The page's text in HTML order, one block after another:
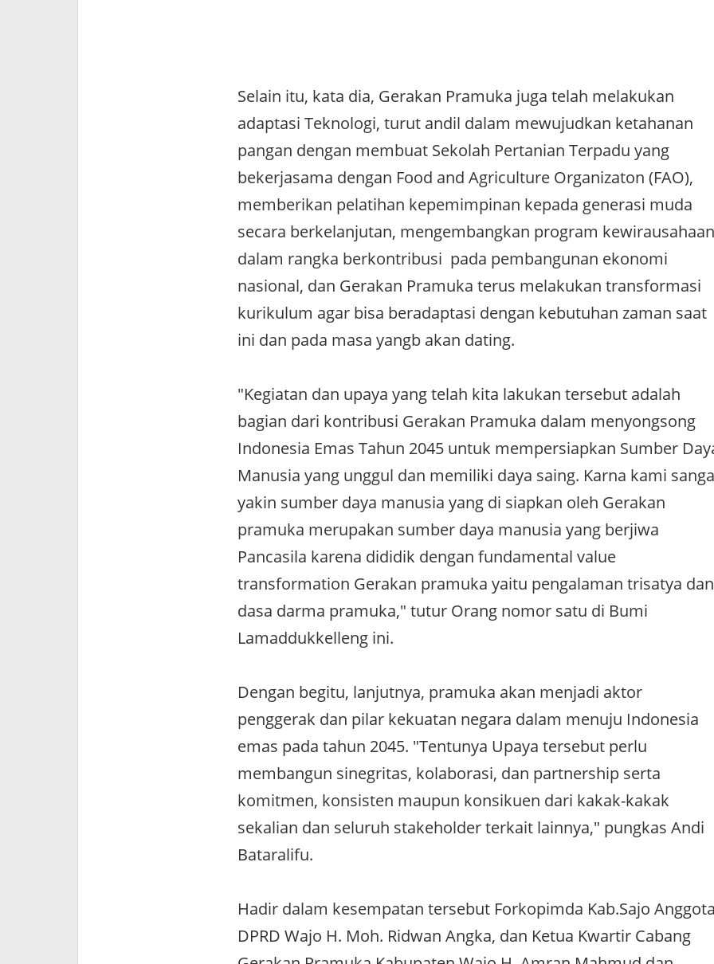
Selain itu, kata dia, Gerakan Pramuka juga telah melakukan
adaptasi Teknologi, turut andil dalam mewujudkan ketahanan
pangan dengan membuat Sekolah Pertanian Terpadu yang
bekerjasama dengan Food and Agriculture Organizaton (FAO),
memberikan pelatihan kepemimpinan kepada generasi muda
secara berkelanjutan, mengembangkan program
dalam rangka berkontribusi pada pembangunan ekonomi
nasional, dan Gerakan Pramuka terus melakukan transformasi
kurikulum agar bisa beradaptasi dengan kebutuhan zaman saat
ini dan pada masa yangb akan dating.
"Kegiatan dan upaya yang telah kita lakukan tersebut adalah
bagian dari kontribusi Gerakan Pramuka dalam menyongsong
Indonesia Emas Tahun 2045 untuk mempersiapkan Sumber
Manusia yang unggul dan memiliki daya saing. Karna kami
yakin sumber daya manusia yang di siapkan oleh Gerakan
pramuka merupakan sumber daya manusia yang berjiwa
Pancasila karena dididik dengan fundamental value
transformation Gerakan pramuka yaitu pengalaman trisatya dan
dasa darma pramuka," tutur Orang nomor satu di Bumi
Lamaddukkelleng ini.
Dengan begitu, lanjutnya, pramuka akan menjadi aktor
penggerak dan pilar kekuatan negara dalam menuju Indonesia
emas pada tahun 2045. "Tentunya Upaya tersebut perlu
membangun sinegritas, kolaborasi, dan partnership serta
komitmen, konsisten maupun konsikuen dari kakak-kakak
sekalian dan seluruh stakeholder terkait lainnya," pungkas Andi
Bataralifu.
Hadir dalam kesempatan tersebut Forkopimda Kab.Sajo
DPRD Wajo H. Moh. Ridwan Angka, dan Ketua Kwartir Cabang